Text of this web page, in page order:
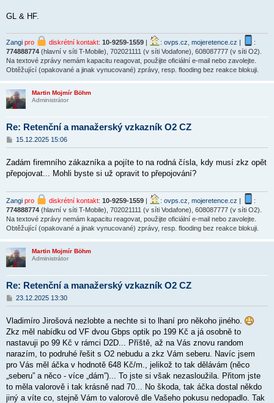
GL & HF.
Zangi pro diskrétní kontakt: 10-9259-1559 | : ovps.cz mojeretence.cz |
:
774888774 (hlavní v síti T-Mobile), 702021111 (v síti Vodafone), 608087777 (v síti O2).
Na textové zprávy nemám kapacitu reagovat, použijte oficiální e-mail nebo zavolejte.
Obtěžující (opakované a jinak vynucované) zprávy, resp. flooding bez reakce blokuji.
Martin Mojmír Böhm
Administrátor
Re: Retenční a manažerský vzkazník O2 CZ
P
ř
s
p
ě
e
k
15.12.2025 15:06
Zadám firemního zákazníka a pojíte to na rodná čísla, kdy musí zkz opět
přepojovat... Mohli byste si už opravit to přepojování?
Zangi pro diskrétní kontakt: 10-9259-1559 : ovps.cz mojeretence.cz
:
774888774 (hlavní v síti T-Mobile), 702021111 (v síti Vodafone), 608087777 (v síti O2).
Na textové zprávy nemám kapacitu reagovat, použijte oficiální e-mail nebo zavolejte.
Obtěžující (opakované a jinak vynucované) zprávy, resp. flooding bez reakce blokuji.
Martin Mojmír Böhm
Administrátor
Re: Retenční a manažerský vzkazník O2 CZ
P
ř
s
p
ě
v
e
23.12.2025 13:30
Vladimíro Jirošová nezlobte a nechte si to lhaní pro někoho jiného.
Zkz měl nabídku od VF dvou Gbps optik po 199 Kč a já osobně to
nastavuji po 99 Kč v rámci D2D... Příště, až na Vás znovu random
narazím, to podruhé řešit s O2 nebudu a zkz Vám seberu. Navíc jsem
pro Vás měl áčka v hodnotě 648 Kč/m., jelikož to tak dělávám (něco
„seberu” a něco - více „dám”)... To jste si však nezasloužila. Přitom jste
to měla valorově i tak krásně nad 70... No škoda, tak áčka dostal někdo
jiný a víte co, stejně Vám to valorově dle Vašeho pokusu nedopadlo. Tak